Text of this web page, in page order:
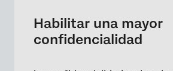
Habilitar una mayor
confidencialidad